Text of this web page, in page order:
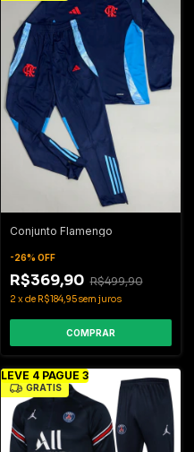
Conjunto Flamengo
-26% OFF
R$369,90 R$499,90
2 xde R$184,95sem juros
COMPRAR
LEVE 4 PAGUE 3
GRÁTIS